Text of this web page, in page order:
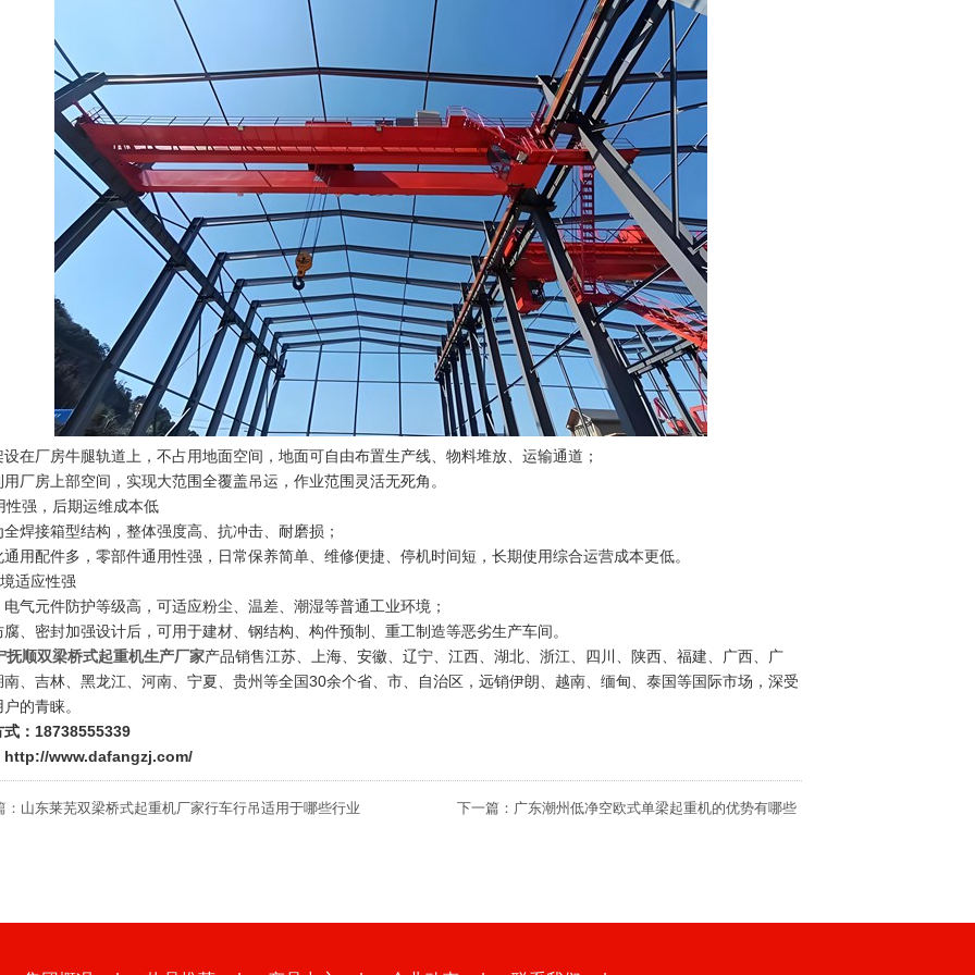
设在厂房牛腿轨道上，不占用地面空间，地面可自由布置生产线、物料堆放、运输通道；
用厂房上部空间，实现大范围全覆盖吊运，作业范围灵活无死角。
性强，后期运维成本低
全焊接箱型结构，整体强度高、抗冲击、耐磨损；
通用配件多，零部件通用性强，日常保养简单、维修便捷、停机时间短，长期使用综合运营成本更低。
适应性强
电气元件防护等级高，可适应粉尘、温差、潮湿等普通工业环境；
腐、密封加强设计后，可用于建材、钢结构、构件预制、重工制造等恶劣生产车间。
抚顺双梁桥式起重机生产厂家产品销售江苏、上海、安徽、辽宁、江西、湖北、浙江、四川、陕西、福建、广西、广
南、吉林、黑龙江、河南、宁夏、贵州等全国30余个省、市、自治区，远销伊朗、越南、缅甸、泰国等国际市场，深受
的青睐。
式：18738555339
http://www.dafangzj.com/
山东莱芜双梁桥式起重机厂家行车行吊适用于哪些行业 下一篇： 广东潮州低净空欧式单梁起重机的优势有哪些